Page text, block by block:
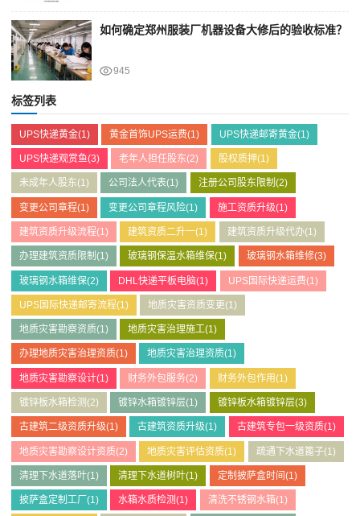
如何确定郑州服装厂机器设备大修后的验收标准？
945
标签列表
UPS快递黄金(1) 黄金首饰UPS运费(1) UPS快递邮寄黄金(1)
UPS快递观赏鱼(3) 老年人担任股东(2) 股权质押(1)
未成年人股东(1) 公司法人代表(1) 注册公司股东限制 (2)
变更公司章程(1) 变更公司章程风险(1) 施工资质升级(1)
建筑资质升级流程(1) 建筑资质二升一(1) 建筑资质升级代办(1)
办理建筑资质限制 (1) 玻璃钢保温水箱维保(1) 玻璃钢水箱维修(3)
玻璃钢水箱维保(2) DHL快递平板电脑(1) UPS国际快递运费(1)
UPS国际快递邮寄流程(1) 地质灾害资质变更(1)
地质灾害勘察资质(1) 地质灾害治理施工(1)
办理地质灾害治理资质(1) 地质灾害治理资质(1)
地质灾害勘察设计(1) 财务外包服务(2) 财务外包作用(1)
镀锌板水箱检测 (2) 镀锌水箱镀锌层(1) 镀锌板水箱镀锌层(3)
古建筑二级资质升级(1) 古建筑资质升级(1) 古建筑专包一级资质(1)
地质灾害勘察设计资质(2) 地质灾害评估资质(1) 疏通下水道篦子(1)
清理下水道落叶(1) 清理下水道树叶(1) 定制披萨盒时间(1)
披萨盒定制工厂 (1) 水箱水质检测(1) 清洗不锈钢水箱(1)